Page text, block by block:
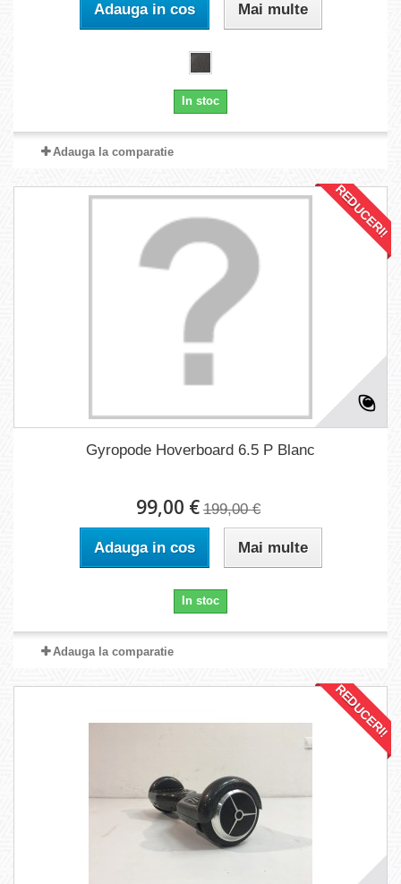
Adauga in cos Mai multe
In stoc
Adauga la comparatie
REDUCERI!
Gyropode Hoverboard 6.5 P Blanc
99,00 € 199,00 €
Adauga in cos Mai multe
In stoc
Adauga la comparatie
REDUCERI!